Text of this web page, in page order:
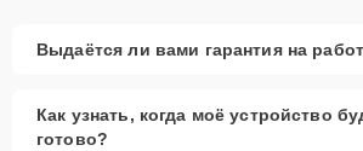
Выдаётся ли вами гарантия на
Как узнать, когда моё устройство
готово?